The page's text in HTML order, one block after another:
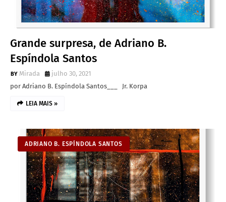
Grande surpresa, de Adriano B.
Espíndola Santos
Mirada
julho 30, 2021
por Adriano B. Espíndola Santos___ Jr. Korpa
LEIA MAIS »
ADRIANO B. ESPÍNDOLA SANTOS